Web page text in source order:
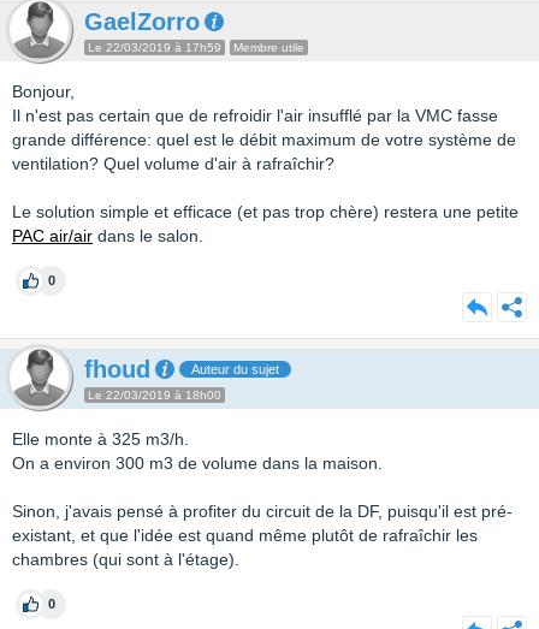
GaelZorro
Le 22/03/2019 à 17h59 Membre utile
Bonjour,
Il n'est pas certain que de refroidir l'air insufflé par la VMC fasse
grande différence: quel est le débit maximum de votre système de
ventilation? Quel volume d'air à rafraîchir?
Le solution simple et efficace (et pas trop chère) restera une petite
PAC air/air dans le salon.
0
fhoud Auteur du sujet
Le 22/03/2019 à 18h00
Elle monte à 325 m3/h.
On a environ 300 m3 de volume dans la maison.
Sinon, j'avais pensé à profiter du circuit de la DF, puisqu'il est pré-
existant, et que l'idée est quand même plutôt de rafraîchir les
chambres (qui sont à l'étage).
0